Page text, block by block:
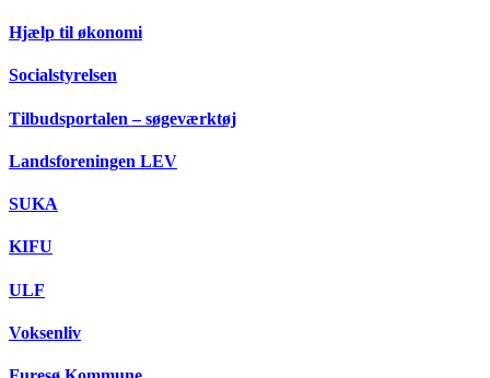
Hjælp til økonomi
Socialstyrelsen
Tilbudsportalen – søgeværktøj
Landsforeningen LEV
SUKA
KIFU
ULF
Voksenliv